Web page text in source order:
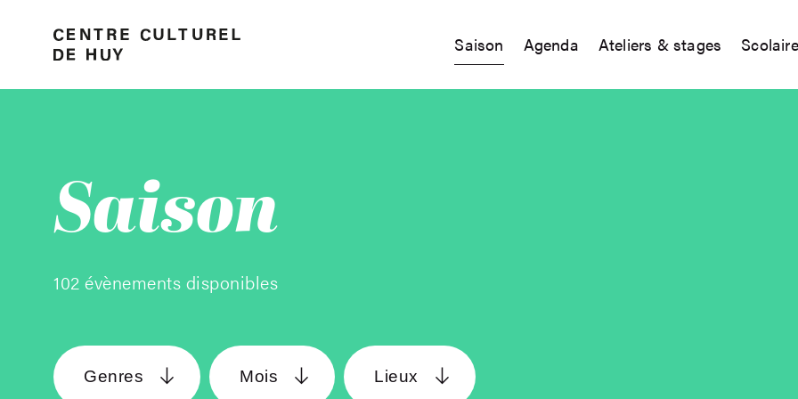
Saison Agenda Ateliers & stages Scolaire
Saison
102 évènements disponibles
Genres Mois Lieux